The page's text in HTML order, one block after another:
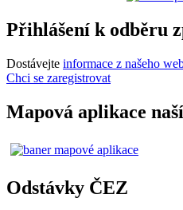
Přihlášení k odběru
Dostávejte informace z našeho
Chci se zaregistrovat
Mapová aplikace
Odstávky ČEZ